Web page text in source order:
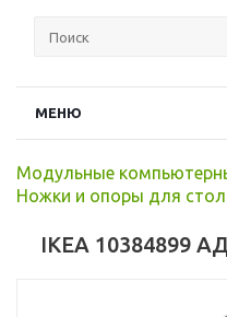
МЕНЮ
Модульные
Ножки и опоры для
IKEA 10384899